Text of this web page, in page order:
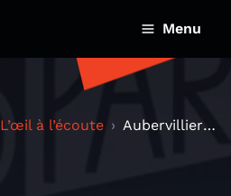
Menu
L’œil à l’écoute Aubervilliers, mémoires de confinement. épisode 8